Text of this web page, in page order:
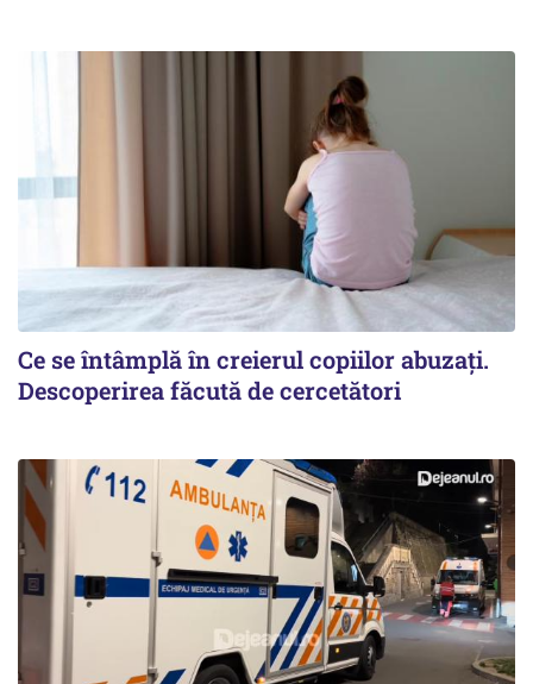
Ce se întâmplă în creierul copiilor abuzați.
Descoperirea făcută de cercetători